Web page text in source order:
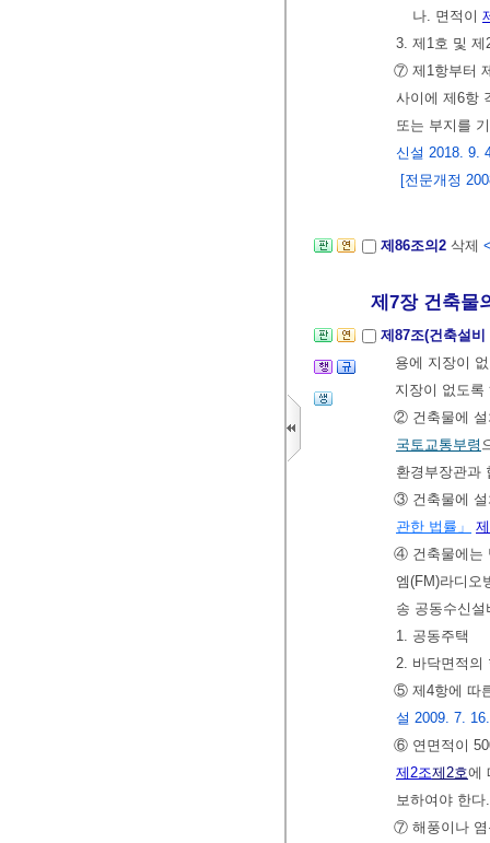
나. 면적이
3. 제1호 및 제
⑦ 제1항부터
사이에 제6항
또는 부지를
신설 2018. 9.
[전문개정
제86조의2 삭제
제7장 건축물
제87조(건축설
용에 지장이
지장이 없도
② 건축물에 설
국토교통부령
환경부장관과
③ 건축물에 설
관한 법률」
④ 건축물에는
엠(FM)라디오
송 공동수신
1. 공동주택
2. 바닥면적의
⑤ 제4항에 따
설 2009. 7.
⑥ 연면적이
제2조제2호에
보하여야 한
⑦ 해풍이나 염